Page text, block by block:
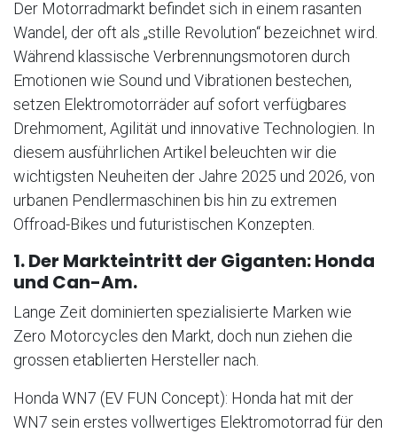
Der Motorradmarkt befindet sich in einem rasanten
Wandel, der oft als „stille Revolution“ bezeichnet wird.
Während klassische Verbrennungsmotoren durch
Emotionen wie Sound und Vibrationen bestechen,
setzen Elektromotorräder auf sofort verfügbares
Drehmoment, Agilität und innovative Technologien. In
diesem ausführlichen Artikel beleuchten wir die
wichtigsten Neuheiten der Jahre 2025 und 2026, von
urbanen Pendlermaschinen bis hin zu extremen
Offroad-Bikes und futuristischen Konzepten.
1. Der Markteintritt der Giganten: Honda
und Can-Am.
Lange Zeit dominierten spezialisierte Marken wie
Zero Motorcycles den Markt, doch nun ziehen die
grossen etablierten Hersteller nach.
Honda WN7 (EV FUN Concept): Honda hat mit der
WN7 sein erstes vollwertiges Elektromotorrad für den